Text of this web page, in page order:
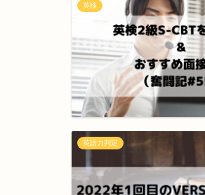
英検
英語力判定